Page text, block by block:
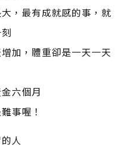
，最有成就感的事，就
加，體重卻是一天一天
六個月
事喔！
人